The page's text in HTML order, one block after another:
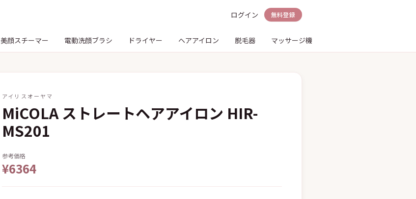
ログイン 無料登録
美顔スチーマー 電動洗顔ブラシ ドライヤー ヘアアイロン 脱毛器 マッサージ機
アイリスオーヤマ
MiCOLA ストレートヘアアイロン HIR-
MS201
参考価格
¥6364